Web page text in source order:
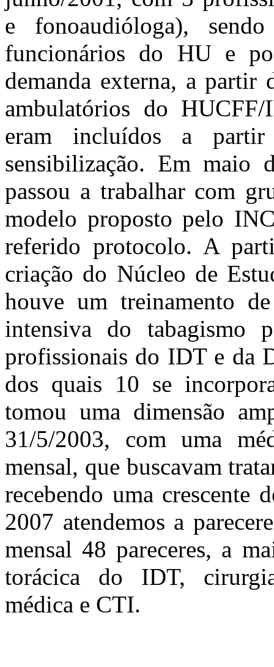
e fonoaudióloga),
funcionários do HU e
demanda externa, a partir
ambulatórios do
eram incluídos a
sensibilização. Em maio
passou a trabalhar com
modelo proposto pelo
referido protocolo. A
criação do Núcleo de
houve um treinamento
intensiva do tabagismo
profissionais do IDT e da
dos quais 10 se
tomou uma dimensão
31/5/2003, com uma
mensal, que buscavam
recebendo uma crescente
2007 atendemos a
mensal 48 pareceres, a
torácica do IDT,
médica e CTI.